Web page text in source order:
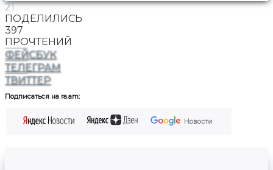
21
ПОДЕЛИЛИСЬ
397
ПРОЧТЕНИЙ
ФЕЙСБУК
ТЕЛЕГРАМ
ТВИТТЕР
Подписаться на ra.am: